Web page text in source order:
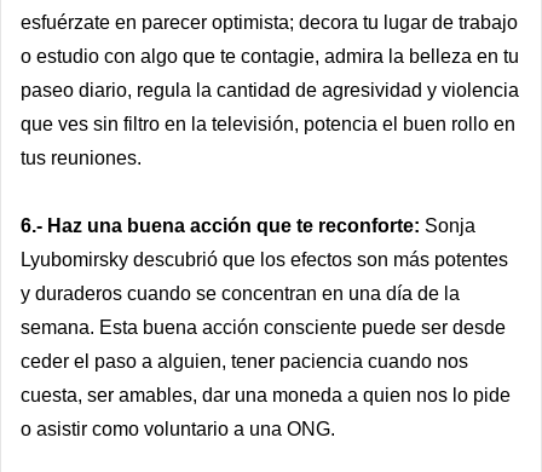
esfuérzate en parecer optimista; decora tu lugar de trabajo
o estudio con algo que te contagie, admira la belleza en tu
paseo diario, regula la cantidad de agresividad y violencia
que ves sin filtro en la televisión, potencia el buen rollo en
tus reuniones.
6.- Haz una buena acción que te reconforte: Sonja
Lyubomirsky descubrió que los efectos son más potentes
y duraderos cuando se concentran en una día de la
semana. Esta buena acción consciente puede ser desde
ceder el paso a alguien, tener paciencia cuando nos
cuesta, ser amables, dar una moneda a quien nos lo pide
o asistir como voluntario a una ONG.